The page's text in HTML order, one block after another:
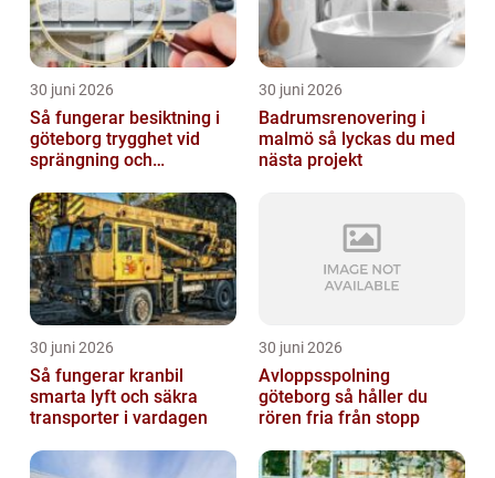
30 juni 2026
Så fungerar besiktning i
göteborg trygghet vid
sprängning och
30 juni 2026
Badrumsrenovering i
malmö så lyckas du med
nästa projekt
30 juni 2026
Så fungerar kranbil
smarta lyft och säkra
transporter i vardagen
30 juni 2026
Avloppsspolning
göteborg så håller du
rören fria från stopp